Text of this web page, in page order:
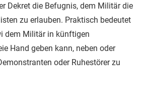
Dekret die Befugnis, dem Militär die
zu erlauben. Praktisch bedeutet
dem Militär in künftigen
Hand geben kann, neben oder
oder Ruhestörer zu